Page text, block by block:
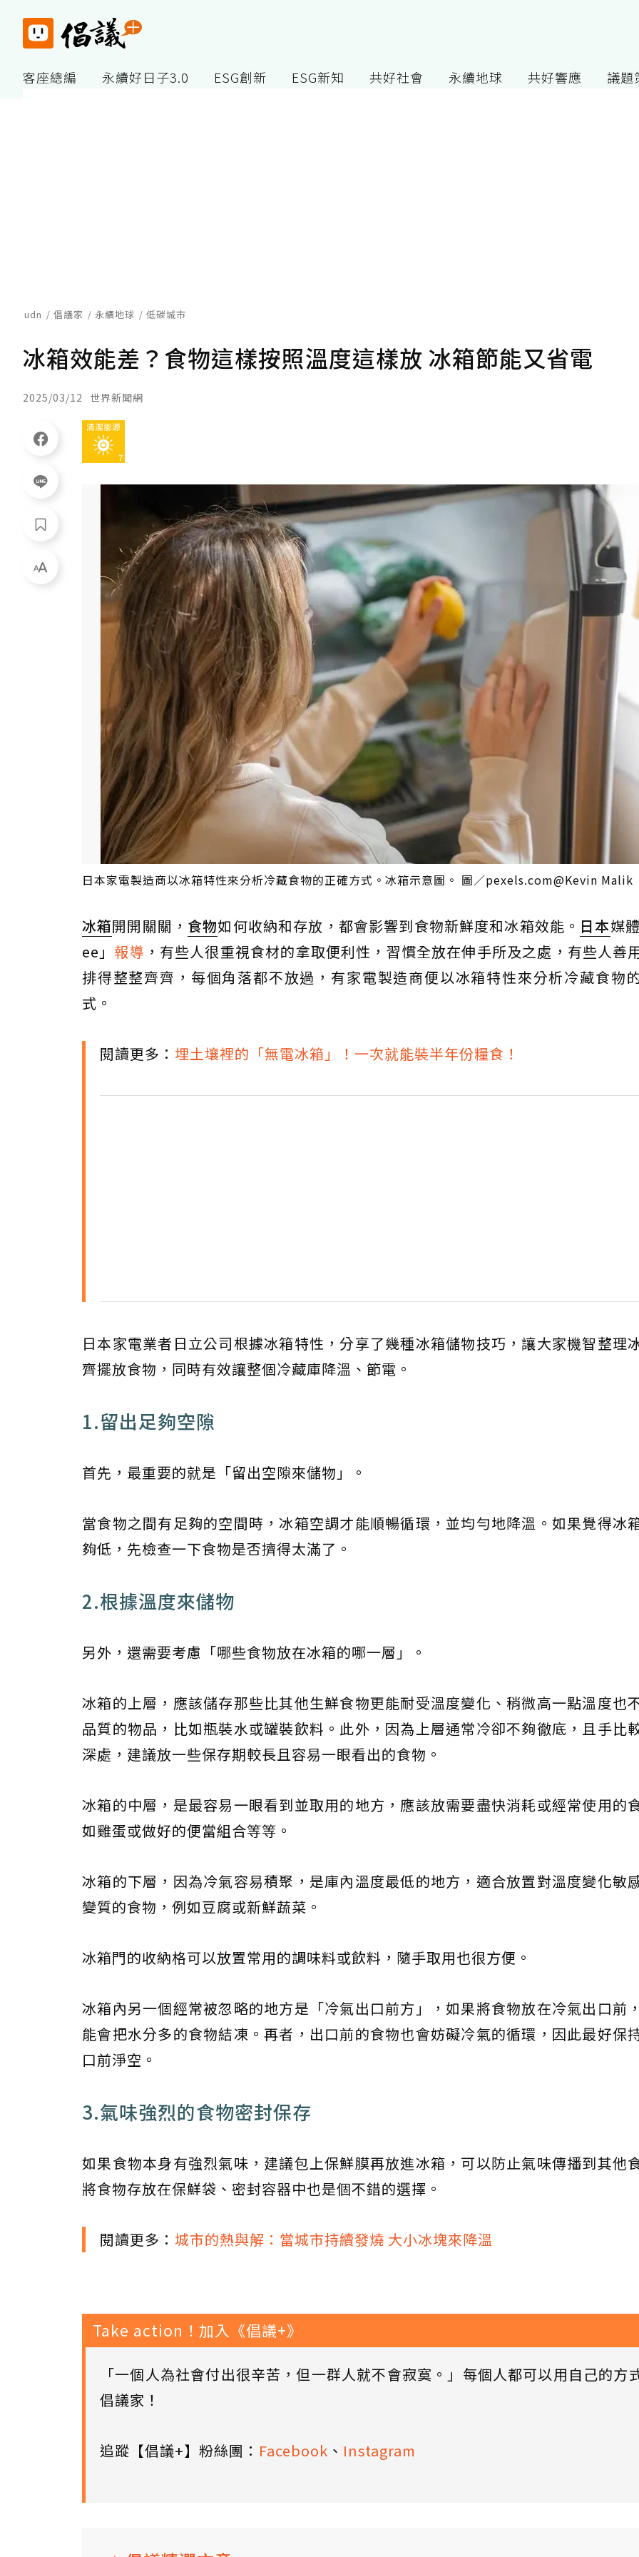
客座總編 永續好日子3.0 ESG創新 ESG新知 共好社會 永續地球 共好響應 議題
udn 倡議家 永續地球 低碳城市
冰箱效能差？食物這樣按照溫度這樣放 冰箱節能又省電
2025/03/12 世界新聞網
日本家電製造商以冰箱特性來分析冷藏食物的正確方式。冰箱示意圖。 圖／pexels.com@Kevin Malik
冰箱開開關關， 食物如何收納和存放，都會影響到食物新鮮度和冰箱效能。 日本媒
ee」 報導 ，有些人很重視食材的拿取便利性，習慣全放在伸手所及之處，有些人善
排得整整齊齊，每個角落都不放過，有家電製造商便以冰箱特性來分析冷藏食物
式。
閱讀更多： 埋土壤裡的「無電冰箱」！一次就能裝半年份糧食！
日本家電業者日立公司根據冰箱特性，分享了幾種冰箱儲物技巧，讓大家機智整理
齊擺放食物，同時有效讓整個冷藏庫降溫、節電。
1.留出足夠空隙
首先，最重要的就是「留出空隙來儲物」。
當食物之間有足夠的空間時，冰箱空調才能順暢循環，並均勻地降溫。如果覺得冰
夠低，先檢查一下食物是否擠得太滿了。
2.根據溫度來儲物
另外，還需要考慮「哪些食物放在冰箱的哪一層」。
冰箱的上層，應該儲存那些比其他生鮮食物更能耐受溫度變化、稍微高一點溫度也
品質的物品，比如瓶裝水或罐裝飲料。此外，因為上層通常冷卻不夠徹底，且手比
深處，建議放一些保存期較長且容易一眼看出的食物。
冰箱的中層，是最容易一眼看到並取用的地方，應該放需要盡快消耗或經常使用的
如雞蛋或做好的便當組合等等。
冰箱的下層，因為冷氣容易積聚，是庫內溫度最低的地方，適合放置對溫度變化敏
變質的食物，例如豆腐或新鮮蔬菜。
冰箱門的收納格可以放置常用的調味料或飲料，隨手取用也很方便。
冰箱內另一個經常被忽略的地方是「冷氣出口前方」，如果將食物放在冷氣出口前
能會把水分多的食物結凍。再者，出口前的食物也會妨礙冷氣的循環，因此最好保
口前淨空。
3.氣味強烈的食物密封保存
如果食物本身有強烈氣味，建議包上保鮮膜再放進冰箱，可以防止氣味傳播到其他
將食物存放在保鮮袋、密封容器中也是個不錯的選擇。
閱讀更多： 城市的熱與解：當城市持續發燒 大小冰塊來降溫
Take action！加入《倡議+》
「一個人為社會付出很辛苦，但一群人就不會寂寞。」每個人都可以用自己的方
倡議家！
追蹤【倡議+】粉絲團： Facebook 、 Instagram